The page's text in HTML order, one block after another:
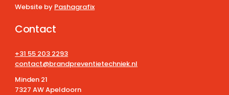
Website by Pashagrafix
Contact
+31 55 203 2293
contact@brandpreventietechniek.nl
Minden 21
7327 AW Apeldoorn